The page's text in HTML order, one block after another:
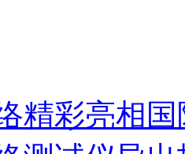
精彩亮相